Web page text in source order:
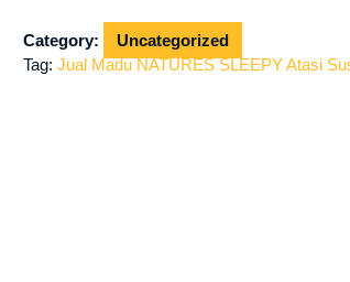
Atasi
Susah
Category:
Uncategorized
Tag:Jual Madu NATURES SLEEPY Atasi